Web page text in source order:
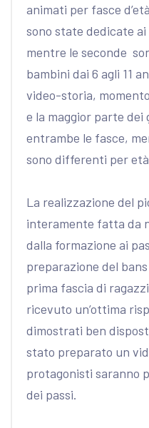
animati per fasce
sono state dedicate ai
mentre le seconde
bambini dai 6 agli 11
video-storia,
e la maggior parte dei
entrambe le fasce,
sono differenti per
La realizzazione del
interamente fatta da
dalla formazione ai
preparazione del
prima fascia di
ricevuto un’ottima
dimostrati ben
stato preparato un
protagonisti saranno
dei passi.